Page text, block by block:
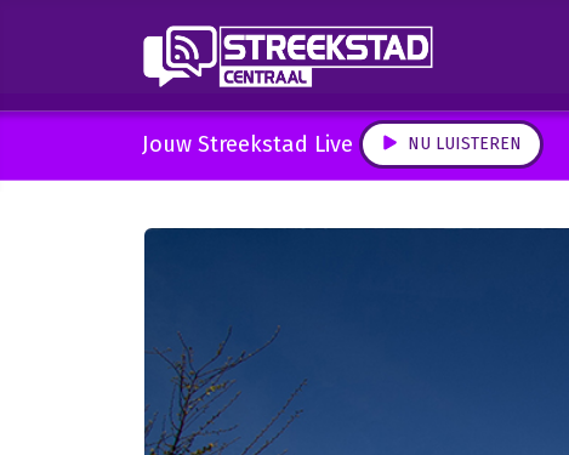
Jouw Streekstad Live NU LUISTEREN